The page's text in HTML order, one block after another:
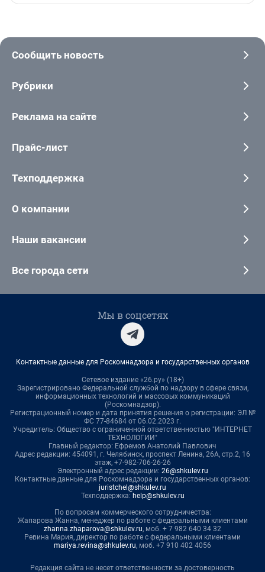
Сообщить новость
Рубрики
Реклама на сайте
Прайс-лист
Техподдержка
О компании
Наши вакансии
Все города сети
Мы в соцсетях
Контактные данные для Роскомнадзора и государственных органов
Сетевое издание «26.ру» (18+)
Зарегистрировано Федеральной службой по надзору в сфере связи,
информационных технологий и массовых коммуникаций
(Роскомнадзор).
Регистрационный номер и дата принятия решения о регистрации: ЭЛ №
ФС 77-84684 от 06.02.2023 г.
Учредитель: Общество с ограниченной ответственностью "ИНТЕРНЕТ
ТЕХНОЛОГИИ"
Главный редактор: Ефремов Анатолий Павлович
Адрес редакции: 454091, г. Челябинск, проспект Ленина, 26А, стр.2, 16
этаж, +7-982-706-26-26
Электронный адрес редакции: 26@shkulev.ru
Контактные данные для Роскомнадзора и государственных органов:
juristchel@shkulev.ru
Техподдержка: help@shkulev.ru
По вопросам коммерческого сотрудничества:
Жапарова Жанна, менеджер по работе с федеральными клиентами
zhanna.zhaparova@shkulev.ru, моб. + 7 982 640 34 32
Ревина Мария, директор по работе с федеральными клиентами
mariya.revina@shkulev.ru, моб. +7 910 402 4056
Редакция сайта не несет ответственности за достоверность